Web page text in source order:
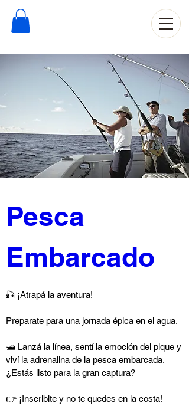
Pesca
Embarcado
🎣 ¡Atrapá la aventura!
Preparate para una jornada épica en el agua.
🛥️ Lanzá la línea, sentí la emoción del pique y
viví la adrenalina de la pesca embarcada.
¿Estás listo para la gran captura?
👉 ¡Inscribite y no te quedes en la costa!